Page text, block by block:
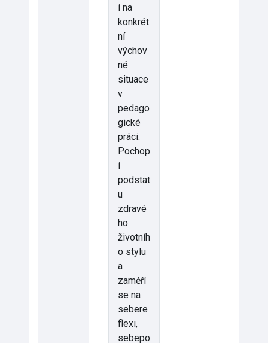
í na
konkrét
ní
výchov
né
situace
v
pedago
gické
práci.
Pochop
í
podstat
u
zdravé
ho
životníh
o stylu
a
zaměří
se na
sebere
flexi,
sebepo